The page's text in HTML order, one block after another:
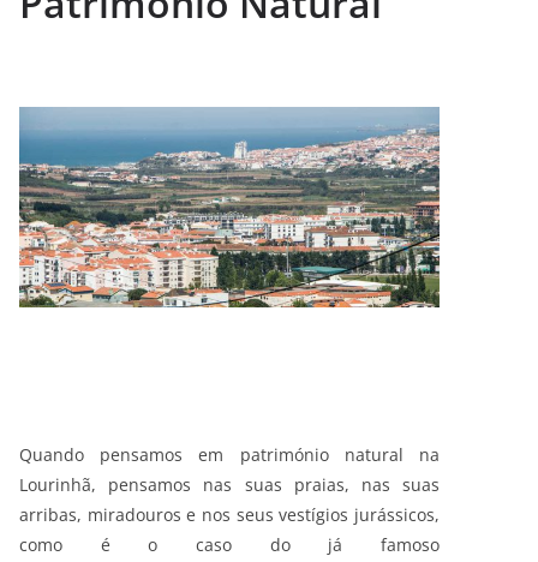
Quando pensamos em património natural na
Lourinhã, pensamos nas suas praias, nas suas
arribas, miradouros e nos seus vestígios jurássicos,
como é o caso do já famoso